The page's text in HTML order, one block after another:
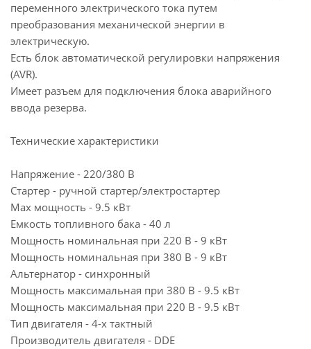
переменного электрического тока путем
преобразования механической энергии в
электрическую.
Есть блок автоматической регулировки напряжения
(AVR).
Имеет разъем для подключения блока аварийного
ввода резерва.
Технические характеристики
Напряжение - 220/380 В
Стартер - ручной стартер/электростартер
Max мощность - 9.5 кВт
Емкость топливного бака - 40 л
Мощность номинальная при 220 В - 9 кВт
Мощность номинальная при 380 В - 9 кВт
Альтернатор - синхронный
Мощность максимальная при 380 В - 9.5 кВт
Мощность максимальная при 220 В - 9.5 кВт
Тип двигателя - 4-х тактный
Производитель двигателя - DDE